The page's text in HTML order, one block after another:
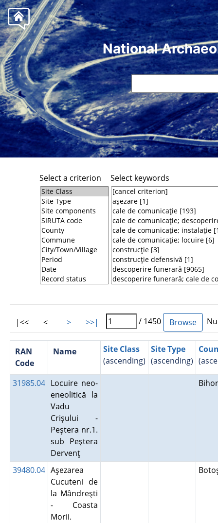
National
Select a criterion Select keywords
|<< < > >>| / 1450
RAN
Code
Name
Site Class
(ascending)
Site Type
(ascending)
31985.04 Locuire neo-
eneolitică la
Vadu
Crişului -
Peştera nr.1.
sub Peştera
Dervenţ
39480.04 Aşezarea
Cucuteni de
la Mândreşti
- Coasta
Morii.